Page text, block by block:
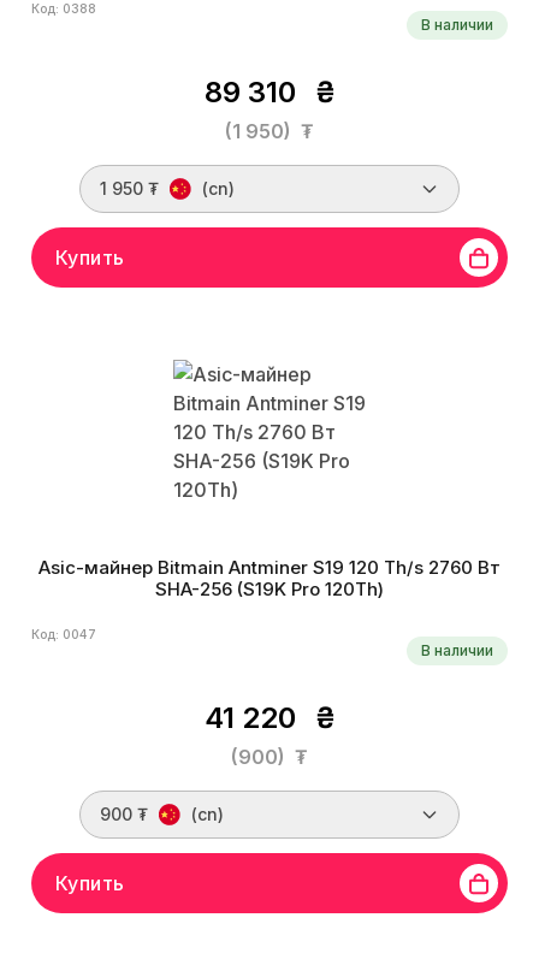
Код: 0388
В наличии
89 310 ₴
(1 950) ₮
1 950 ₮ (cn)
Купить
Asic-майнер Bitmain Antminer S19 120 Th/s 2760 Вт
SHA-256 (S19K Pro 120Th)
Код: 0047
В наличии
41 220 ₴
(900) ₮
900 ₮ (cn)
Купить